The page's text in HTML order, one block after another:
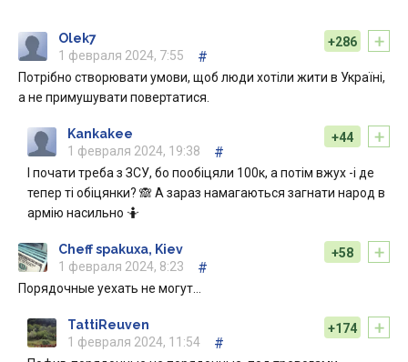
+
+286
Olek7
1 февраля 2024, 7:55
#
Потрібно створювати умови, щоб люди хотіли жити в Україні,
а не примушувати повертатися.
+
+44
Kankakee
1 февраля 2024, 19:38
#
І почати треба з ЗСУ, бо пообіцяли 100к, а потім вжух -і де
тепер ті обіцянки? 🙈 А зараз намагаються загнати народ в
армію насильно 🤷
+
+58
Cheff spakuxa, Kiev
1 февраля 2024, 8:23
#
Порядочные уехать не могут…
+
+174
TattiReuven
1 февраля 2024, 11:54
#